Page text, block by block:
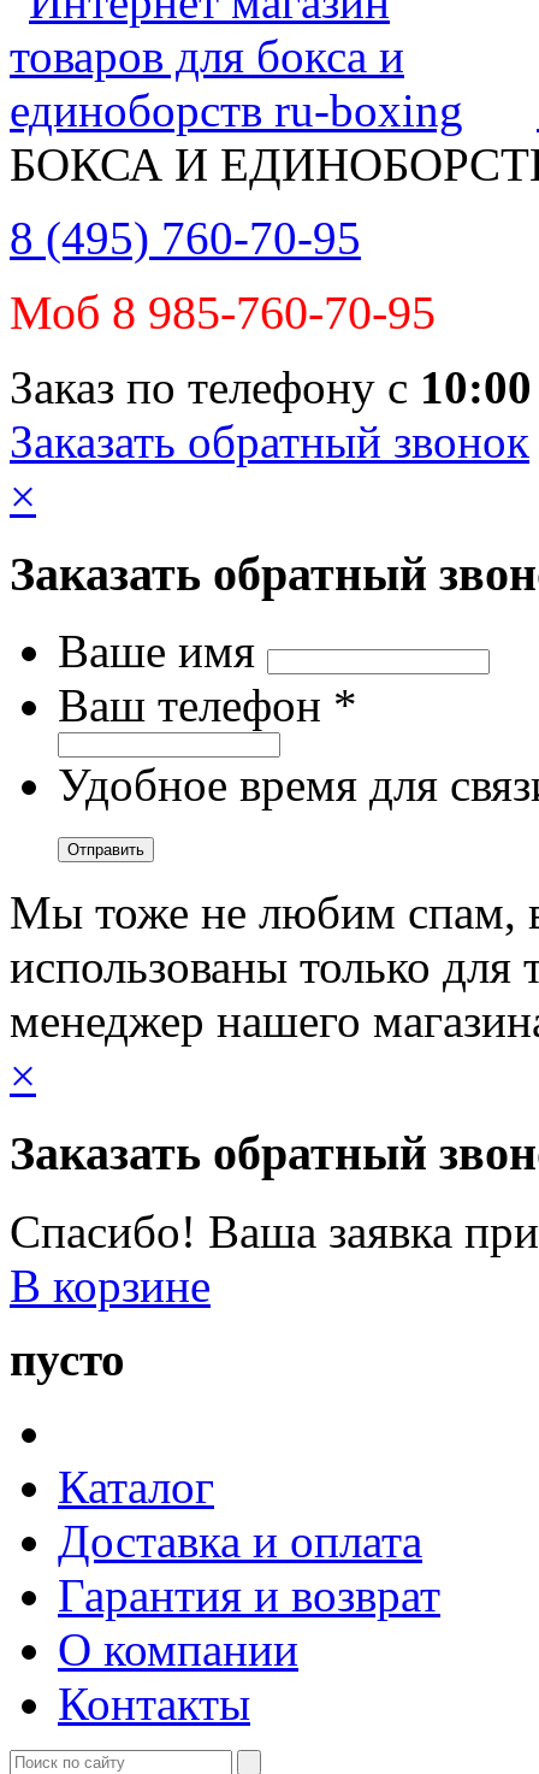
БОКСА И
8 (495) 760-70-95
Моб 8 985-760-70-95
Заказ по телефону с 10:00
Заказать обратный звонок
×
Заказать обратный
Ваше имя
Ваш телефон *
Удобное время для
Мы тоже не любим спам,
использованы только для
менеджер нашего
×
Заказать обратный
Спасибо! Ваша заявка
В корзине
пусто
Каталог
Доставка и оплата
Гарантия и возврат
О компании
Контакты